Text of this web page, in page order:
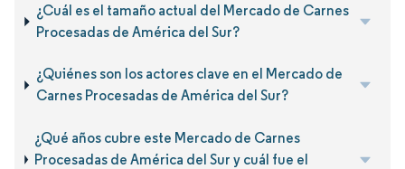
¿Cuál es el tamaño actual del Mercado de Carnes
Procesadas de América del Sur?
¿Quiénes son los actores clave en el Mercado de
Carnes Procesadas de América del Sur?
¿Qué años cubre este Mercado de Carnes
Procesadas de América del Sur y cuál fue el